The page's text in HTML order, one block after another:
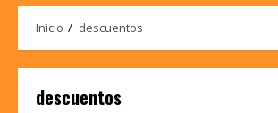
Inicio descuentos
descuentos